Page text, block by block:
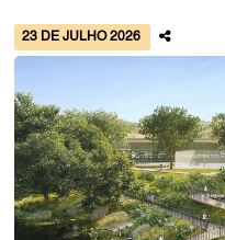
23 DE JULHO 2026